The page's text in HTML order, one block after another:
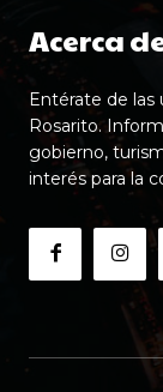
Acerca
Entérate de las
Rosarito.
gobierno,
interés para la